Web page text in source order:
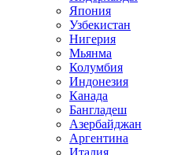
Япония
Узбекистан
Нигерия
Мьянма
Колумбия
Индонезия
Канада
Бангладеш
Азербайджан
Аргентина